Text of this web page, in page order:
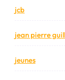
jcb
jean pierre
jeunes